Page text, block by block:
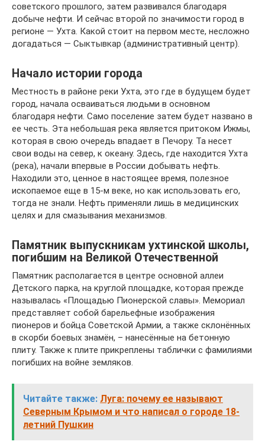
советского прошлого, затем развивался благодаря
добыче нефти. И сейчас второй по значимости город в
регионе — Ухта. Какой стоит на первом месте, несложно
догадаться — Сыктывкар (административный центр).
Начало истории города
Местность в районе реки Ухта, это где в будущем будет
город, начала осваиваться людьми в основном
благодаря нефти. Само поселение затем будет названо в
ее честь. Эта небольшая река является притоком Ижмы,
которая в свою очередь впадает в Печору. Та несет
свои воды на север, к океану. Здесь, где находится Ухта
(река), начали впервые в России добывать нефть.
Находили это, ценное в настоящее время, полезное
ископаемое еще в 15-м веке, но как использовать его,
тогда не знали. Нефть применяли лишь в медицинских
целях и для смазывания механизмов.
Памятник выпускникам ухтинской школы,
погибшим на Великой Отечественной
Памятник располагается в центре основной аллеи
Детского парка, на круглой площадке, которая прежде
называлась «Площадью Пионерской славы». Мемориал
представляет собой барельефные изображения
пионеров и бойца Советской Армии, а также склонённых
в скорби боевых знамён, – нанесённые на бетонную
плиту. Также к плите прикреплены таблички с фамилиями
погибших на войне земляков.
Читайте также: Луга: почему ее называют
Северным Крымом и что написал о городе 18-
летний Пушкин